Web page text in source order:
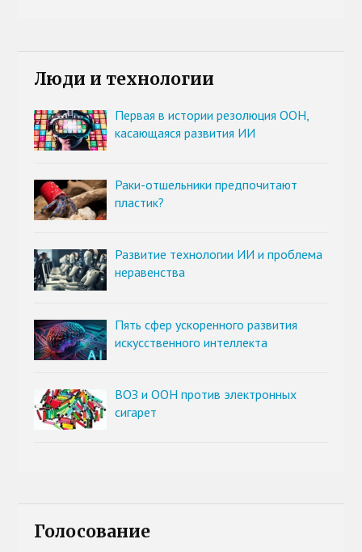
Люди и технологии
Первая в истории резолюция ООН,
касающаяся развития ИИ
Раки-отшельники предпочитают
пластик?
Развитие технологии ИИ и проблема
неравенства
Пять сфер ускоренного развития
искусственного интеллекта
ВОЗ и ООН против электронных
сигарет
Голосование